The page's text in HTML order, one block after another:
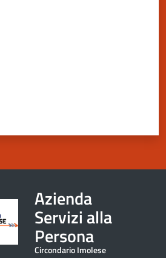
Azienda
Servizi alla
Persona
Circondario Imolese